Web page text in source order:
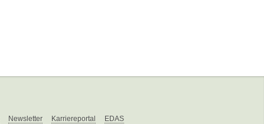
Newsletter Karriereportal EDAS